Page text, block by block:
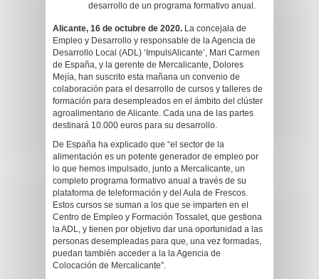
desarrollo de un programa formativo anual.
Alicante, 16 de octubre de 2020. La concejala de
Empleo y Desarrollo y responsable de la Agencia de
Desarrollo Local (ADL) ‘ImpulsAlicante’, Mari Carmen
de España, y la gerente de Mercalicante, Dolores
Mejía, han suscrito esta mañana un convenio de
colaboración para el desarrollo de cursos y talleres de
formación para desempleados en el ámbito del clúster
agroalimentario de Alicante. Cada una de las partes
destinará 10.000 euros para su desarrollo.
De España ha explicado que “el sector de la
alimentación es un potente generador de empleo por
lo que hemos impulsado, junto a Mercalicante, un
completo programa formativo anual a través de su
plataforma de teleformación y del Aula de Frescos.
Estos cursos se suman a los que se imparten en el
Centro de Empleo y Formación Tossalet, que gestiona
la ADL, y tienen por objetivo dar una oportunidad a las
personas desempleadas para que, una vez formadas,
puedan también acceder a la la Agencia de
Colocación de Mercalicante”.